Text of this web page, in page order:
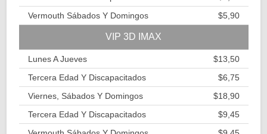
Vermouth Sábados Y Domingos
$5,90
VIP 3D IMAX
Lunes A Jueves
$13,50
Tercera Edad Y Discapacitados
$6,75
Viernes, Sábados Y Domingos
$18,90
Tercera Edad Y Discapacitados
$9,45